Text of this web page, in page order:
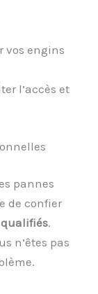
vos engins
l’accès et
pannes
de confier
.
n’êtes pas